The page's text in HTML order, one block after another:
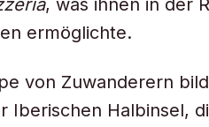
, was ihnen in der
ermöglichte.
von Zuwanderern
Iberischen Halbinsel,